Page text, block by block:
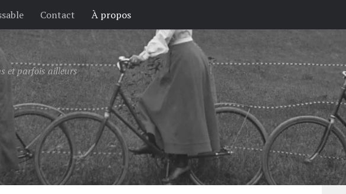
Contact À propos
et parfois ailleurs